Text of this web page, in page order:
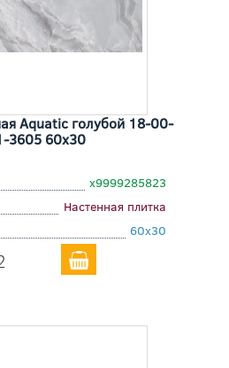
Aquatic голубой 18-00-
3605 60x30
х9999285823
Настенная плитка
60x30